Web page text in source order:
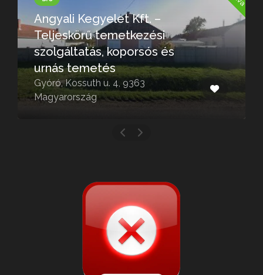
Temetkezés Sopron
Zsira, Rákóczi Ferenc u., 9476
Magyarország